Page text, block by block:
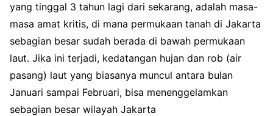
yang tinggal 3 tahun lagi dari sekarang, adalah masa-
masa amat kritis, di mana permukaan tanah di Jakarta
sebagian besar sudah berada di bawah permukaan
laut. Jika ini terjadi, kedatangan hujan dan rob (air
pasang) laut yang biasanya muncul antara bulan
Januari sampai Februari, bisa menenggelamkan
sebagian besar wilayah Jakarta